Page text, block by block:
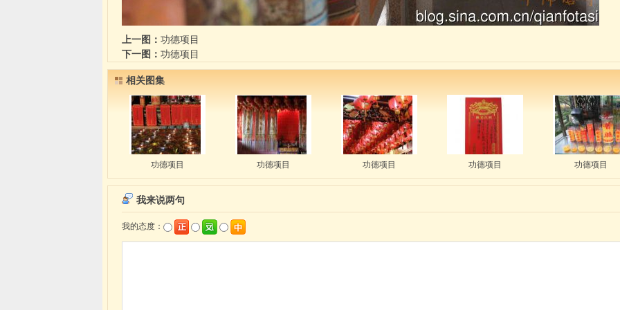
上一图： 功德项目
下一图： 功德项目
相关图集
功德项目 功德项目 功德项目 功德项目 功德项目